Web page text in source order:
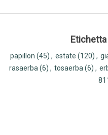
papillon (45) , estate (120) ,
rasaerba(6) , tosaerba(6) ,